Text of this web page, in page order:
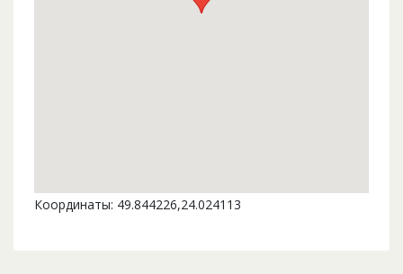
Координаты: 49.844226,24.024113